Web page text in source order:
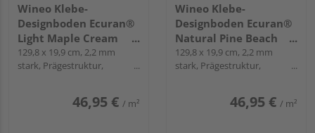
Wineo Klebe-
Designboden Ecuran®
Light Maple Cream
Landhausdiele - wineo
1000 wood L
129,8 x 19,9 cm, 2,2 mm
stark, Prägestruktur,
46,95 € / m²
Wineo Klebe-
Designboden Ecuran®
Natural Pine Beach
Landhausdiele - wineo
1000 wood L
129,8 x 19,9 cm, 2,2 mm
stark, Prägestruktur,
46,95 € / m²